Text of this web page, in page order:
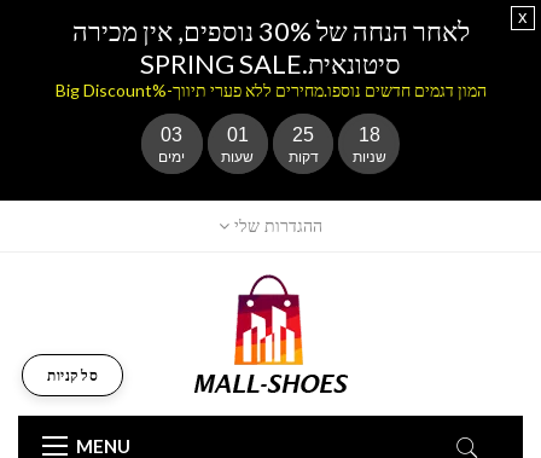
ההגדרות שלי
MENU
סל קניות
לאחר הנחה של 30% נוספים, אין מכירה
סיטונאית.SPRING SALE
המון דגמים חדשים נוספו.מחירים ללא פערי תיווך-%Big Discount
03
ימים
01
שעות
25
דקות
17
שניות
x